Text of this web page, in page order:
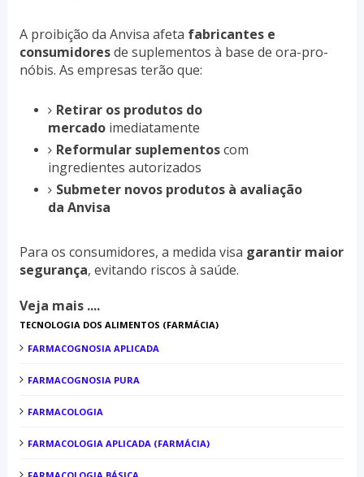
A proibição da Anvisa afeta fabricantes e
consumidoresde suplementos à base de ora-pro-
nóbis. As empresas terão que:
Retirar os produtos do
mercadoimediatamente
Reformular suplementoscom
ingredientes autorizados
Submeter novos produtos à avaliação
da Anvisa
Para os consumidores, a medida visa garantir maior
segurança, evitando riscos à saúde.
Veja mais ....
TECNOLOGIA DOS ALIMENTOS (FARMÁCIA)
FARMACOGNOSIA APLICADA
FARMACOGNOSIA PURA
FARMACOLOGIA
FARMACOLOGIA APLICADA (FARMÁCIA)